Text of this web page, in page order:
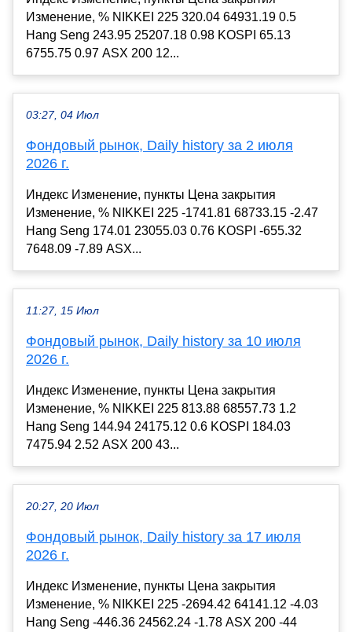
Изменение, % NIKKEI 225 320.04 64931.19 0.5
Hang Seng 243.95 25207.18 0.98 KOSPI 65.13
6755.75 0.97 ASX 200 12...
03:27, 04 Июл
Фондовый рынок, Daily history за 2 июля
2026 г.
Индекс Изменение, пункты Цена закрытия
Изменение, % NIKKEI 225 -1741.81 68733.15 -2.47
Hang Seng 174.01 23055.03 0.76 KOSPI -655.32
7648.09 -7.89 ASX...
11:27, 15 Июл
Фондовый рынок, Daily history за 10 июля
2026 г.
Индекс Изменение, пункты Цена закрытия
Изменение, % NIKKEI 225 813.88 68557.73 1.2
Hang Seng 144.94 24175.12 0.6 KOSPI 184.03
7475.94 2.52 ASX 200 43...
20:27, 20 Июл
Фондовый рынок, Daily history за 17 июля
2026 г.
Индекс Изменение, пункты Цена закрытия
Изменение, % NIKKEI 225 -2694.42 64141.12 -4.03
Hang Seng -446.36 24562.24 -1.78 ASX 200 -44